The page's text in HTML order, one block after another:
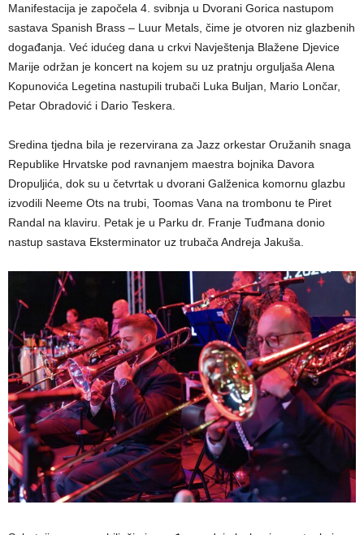
Manifestacija je započela 4. svibnja u Dvorani Gorica nastupom
sastava Spanish Brass – Luur Metals, čime je otvoren niz glazbenih
događanja. Već idućeg dana u crkvi Navještenja Blažene Djevice
Marije održan je koncert na kojem su uz pratnju orguljaša Alena
Kopunovića Legetina nastupili trubači Luka Buljan, Mario Lončar,
Petar Obradović i Dario Teskera.
Sredina tjedna bila je rezervirana za Jazz orkestar Oružanih snaga
Republike Hrvatske pod ravnanjem maestra bojnika Davora
Dropuljića, dok su u četvrtak u dvorani Galženica komornu glazbu
izvodili Neeme Ots na trubi, Toomas Vana na trombonu te Piret
Randal na klaviru. Petak je u Parku dr. Franje Tuđmana donio
nastup sastava Eksterminator uz trubača Andreja Jakuša.